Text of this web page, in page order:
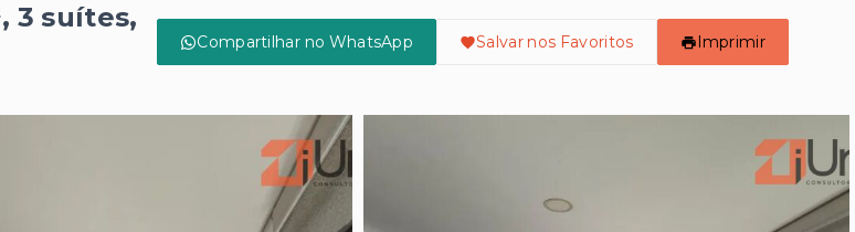
3 suítes,
Compartilhar no WhatsApp Salvar nos Favoritos Imprimir